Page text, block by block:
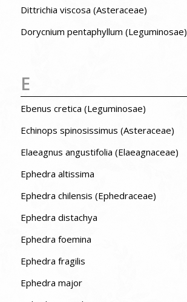
Dittrichia viscosa (Asteraceae)
Dorycnium pentaphyllum (Leguminosae)
E
Ebenus cretica (Leguminosae)
Echinops spinosissimus (Asteraceae)
Elaeagnus angustifolia (Elaeagnaceae)
Ephedra altissima
Ephedra chilensis (Ephedraceae)
Ephedra distachya
Ephedra foemina
Ephedra fragilis
Ephedra major